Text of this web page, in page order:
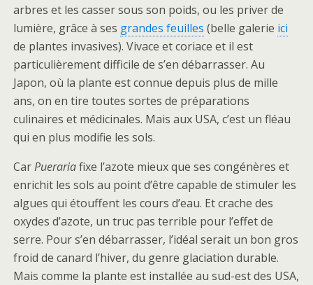
arbres et les casser sous son poids, ou les priver de
lumière, grâce à ses grandes feuilles (belle galerie ici
de plantes invasives). Vivace et coriace et il est
particulièrement difficile de s’en débarrasser. Au
Japon, où la plante est connue depuis plus de mille
ans, on en tire toutes sortes de préparations
culinaires et médicinales. Mais aux USA, c’est un fléau
qui en plus modifie les sols.
CarPuerariafixe l’azote mieux que ses congénères et
enrichit les sols au point d’être capable de stimuler les
algues qui étouffent les cours d’eau. Et crache des
oxydes d’azote, un truc pas terrible pour l’effet de
serre. Pour s’en débarrasser, l’idéal serait un bon gros
froid de canard l’hiver, du genre glaciation durable.
Mais comme la plante est installée au sud-est des USA,